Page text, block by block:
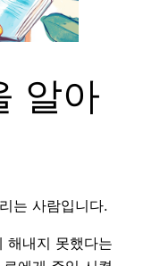
알아
는 사람입니다.
해내지 못했다는